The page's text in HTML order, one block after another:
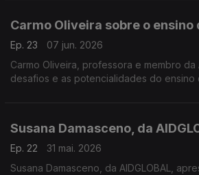
Carmo Oliveira sobre o ensino
Ep. 23
07 jun. 2026
Carmo Oliveira, professora e membro
desafios e as potencialidades do ensino
Susana Damasceno, da
Ep. 22
31 mai. 2026
Susana Damasceno, da AIDGLOBAL,